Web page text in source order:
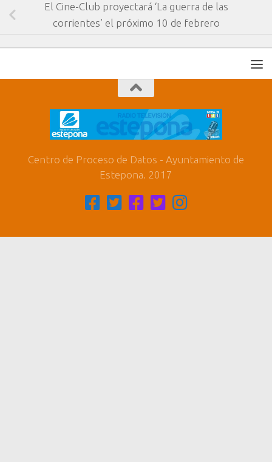
El Cine-Club proyectará ‘La guerra de las
corrientes’ el próximo 10 de febrero
Centro de Proceso de Datos - Ayuntamiento de
Estepona. 2017